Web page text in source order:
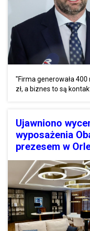
"Firma generowała 400
zł, a biznes to są
Ujawniono
wyposażenia
prezesem w